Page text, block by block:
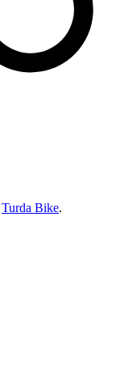
Turda Bike.